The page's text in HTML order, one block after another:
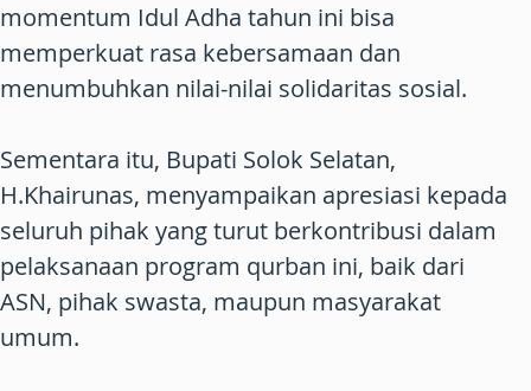
momentum Idul Adha tahun ini bisa
memperkuat rasa kebersamaan dan
menumbuhkan nilai-nilai solidaritas sosial.
Sementara itu, Bupati Solok Selatan,
H.Khairunas, menyampaikan apresiasi kepada
seluruh pihak yang turut berkontribusi dalam
pelaksanaan program qurban ini, baik dari
ASN, pihak swasta, maupun masyarakat
umum.